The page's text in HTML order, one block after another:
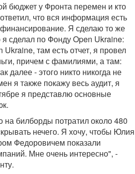
бюджет у Фронта перемен и кто
что вся информация есть
Я сделаю то же
сделал по Фонду Open Ukraine:
Ukraine, там есть отчет, я провел
причем с фамилиями, а там:
далее - этого никто никогда не
я также покажу весь аудит, я
я представлю основные
на билборды потратил около 480
нечего. Я хочу, чтобы Юлия
Федоровичем показали
Мне очень интересно", -